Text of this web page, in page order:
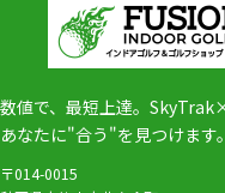
数値で、最短上達。
あなたに"合う"を見つけます。
〒014-0015